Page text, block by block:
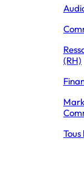
Vie
(RH)